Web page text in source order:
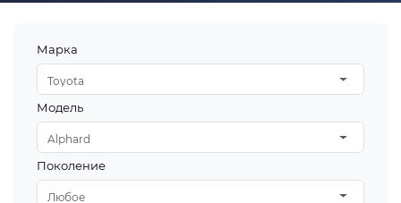
Марка
Toyota
Модель
Alphard
Поколение
Любое